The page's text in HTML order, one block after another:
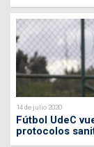
14 de julio 2020
Fútbol UdeC
protocolos